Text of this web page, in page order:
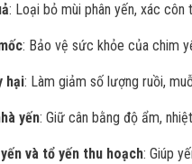
: Loại bỏ mùi phân yến, xác côn
: Bảo vệ sức khỏe của chim
hại: Làm giảm số lượng ruồi,
yến: Giữ cân bằng độ ẩm,
và tổ yến thu hoạch: Giúp